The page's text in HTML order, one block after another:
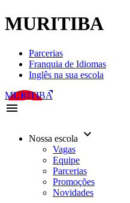
MURITIBA
Parcerias
Franquia de Idiomas
Inglês na sua escola
MURITIBA
menu
Nossa escola keyboard_arrow_down
Vagas
Equipe
Parcerias
Promoções
Novidades